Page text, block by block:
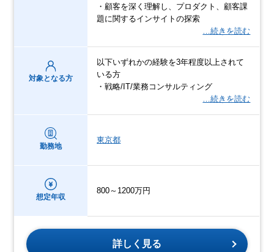
・顧客を深く理解し、プロダクト、顧客課
題に関するインサイトの探索
…続きを読む
対象となる方
以下いずれかの経験を3年程度以上されて
いる方
・戦略/IT/業務コンサルティング
…続きを読む
勤務地
東京都
想定年収
800～1200万円
詳しく見る